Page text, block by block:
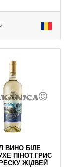
ВИНО БІЛЕ
ПІНОТ ГРИС
ЖІДВЕЙ